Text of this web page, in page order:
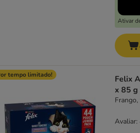
Ativar
tempo limitado!
Felix
x 85
Avaliar: